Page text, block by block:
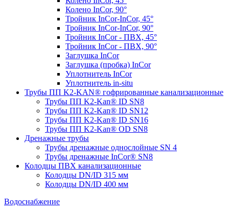
Колено InCor, 90°
Тройник InCor-InCor, 45°
Тройник InCor-InCor, 90°
Тройник InCor - ПВХ, 45°
Тройник InCor - ПВХ, 90°
Заглушка InCor
Заглушка (пробка) InCor
Уплотнитель InCor
Уплотнитель in-situ
Трубы ПП K2-KAN® гофри­рованные канализационные
Трубы ПП K2-Kan® ID SN8
Трубы ПП K2-Kan® ID SN12
Трубы ПП K2-Kan® ID SN16
Трубы ПП K2-Kan® OD SN8
Дренажные трубы
Трубы дренажные однослойные SN 4
Трубы дренажные InCor® SN8
Колодцы ПВХ канализационные
Колодцы DN/ID 315 мм
Колодцы DN/ID 400 мм
Водоснабжение